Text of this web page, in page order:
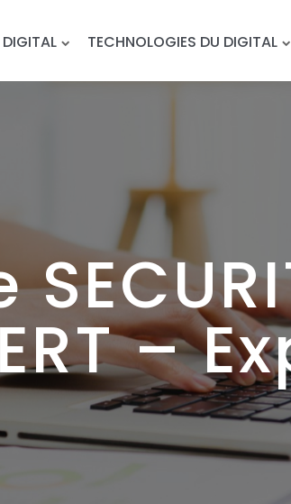
DIGITAL TECHNOLOGIES DU DIGITAL
–